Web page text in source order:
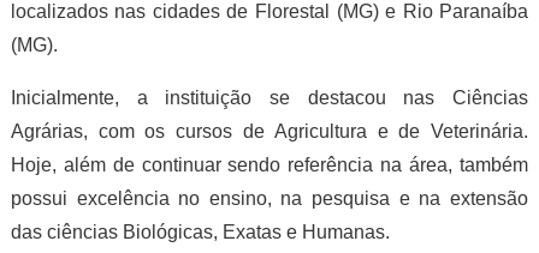
localizados nas cidades de Florestal (MG) e Rio Paranaíba
(MG).
Inicialmente, a instituição se destacou nas Ciências
Agrárias, com os cursos de Agricultura e de Veterinária.
Hoje, além de continuar sendo referência na área, também
possui excelência no ensino, na pesquisa e na extensão
das ciências Biológicas, Exatas e Humanas.